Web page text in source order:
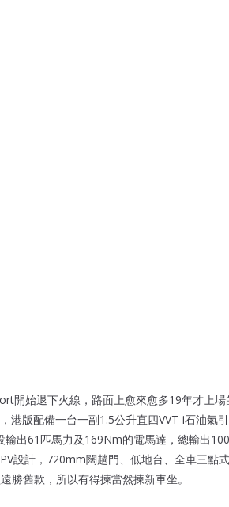
開始退下火線，路面上愈來愈多19年才上
港版配備一台一副1.5公升直四VVT-i石油
輸出61匹馬力及169Nm的電馬達，總輸出
設計，720mm闊趟門、低地台、全車三點
勝舊款，所以有得揀當然揀新車坐。